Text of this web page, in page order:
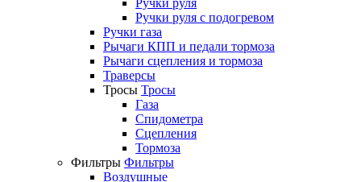
Ручки руля
Ручки руля с подогревом
Ручки газа
Рычаги КПП и педали тормоза
Рычаги сцепления и тормоза
Траверсы
Тросы Тросы
Газа
Спидометра
Сцепления
Тормоза
Фильтры Фильтры
Воздушные